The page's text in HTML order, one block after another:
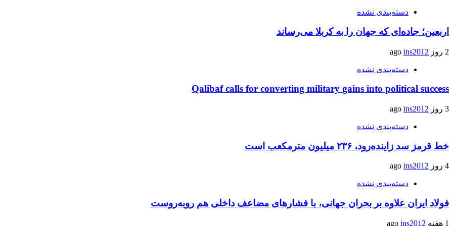
دسته‌بندی نشده
اربعین؛ جاده‌ای که جهان را به کربلا می‌رساند
2 روز ago ins2012
دسته‌بندی نشده
Qalibaf calls for converting military gains into political success
3 روز ago ins2012
دسته‌بندی نشده
خط قرمز سد زاینده‌رود، ۲۳۶ میلیون مترمکعب است
4 روز ago ins2012
دسته‌بندی نشده
فولاد ایران علاوه بر بحران جهانی، با فشارهای مضاعف داخلی هم روبه‌روست
1 هفته ago ins2012